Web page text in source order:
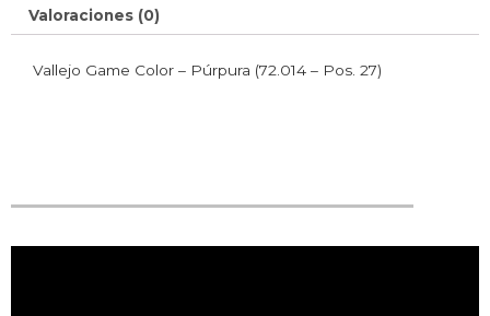
Valoraciones (0)
Vallejo Game Color – Púrpura (72.014 – Pos. 27)